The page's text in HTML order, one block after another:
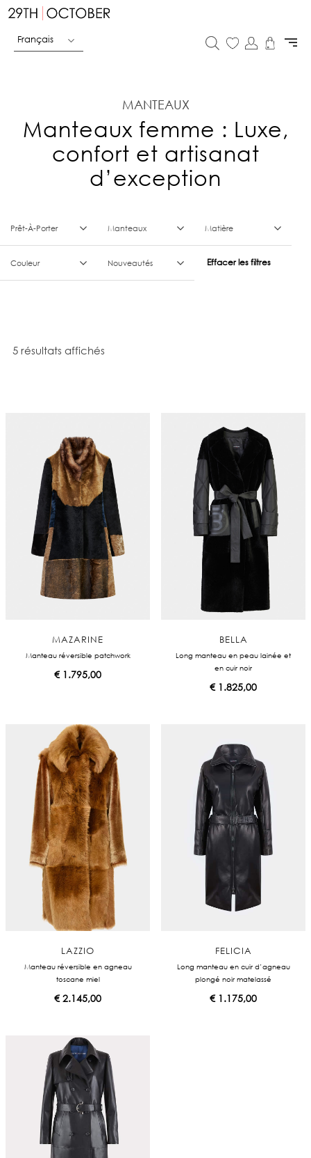
Français
MANTEAUX
Manteaux femme : Luxe,
confort et artisanat
d’exception
Prêt-À-Porter Manteaux Matière
Couleur Nouveautés Effacer les filtres
5 résultats affichés
MAZARINE
Manteau réversible patchwork
€1.795,00
BELLA
Long manteau en peau lainée et
en cuir noir
€1.825,00
LAZZIO
Manteau réversible en agneau
toscane miel
€2.145,00
FELICIA
Long manteau en cuir d’agneau
plongé noir matelassé
€1.175,00